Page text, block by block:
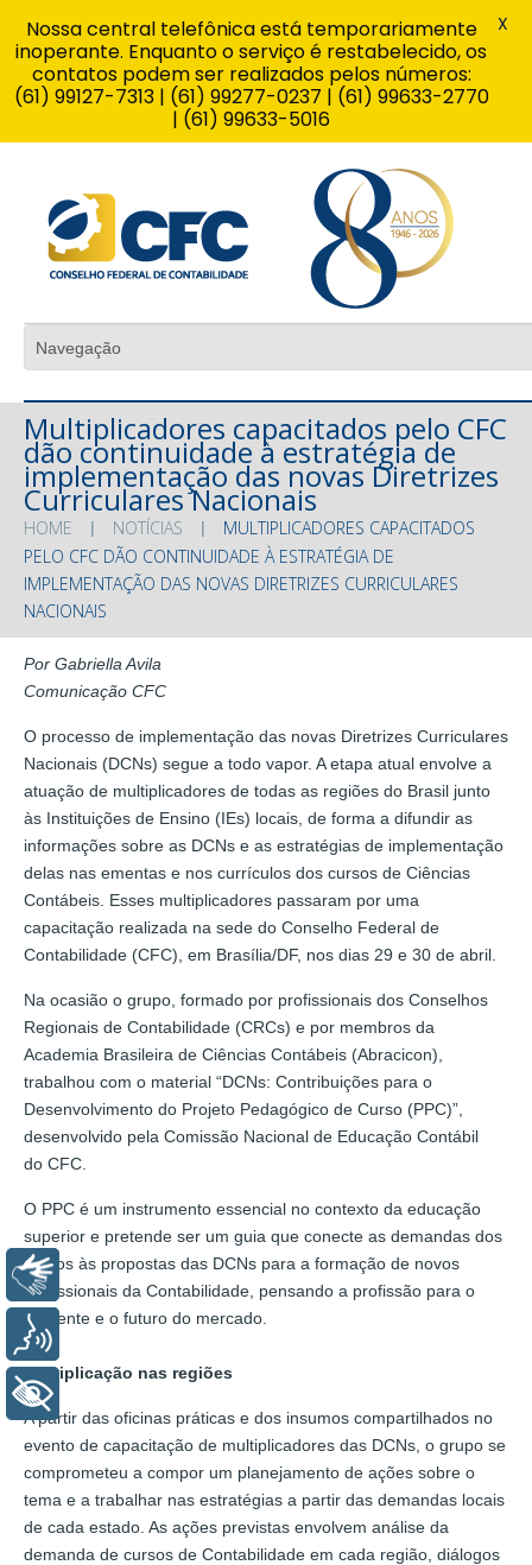
Multiplicadores capacitados pelo CFC
dão continuidade à estratégia de
implementação das novas Diretrizes
Curriculares Nacionais
HOME NOTÍCIAS
MULTIPLICADORES CAPACITADOS
PELO CFC DÃO CONTINUIDADE À ESTRATÉGIA DE
IMPLEMENTAÇÃO DAS NOVAS DIRETRIZES CURRICULARES
NACIONAIS
Por Gabriella Avila
Comunicação CFC
O processo de implementação das novas Diretrizes Curriculares
Nacionais (DCNs) segue a todo vapor. A etapa atual envolve a
atuação de multiplicadores de todas as regiões do Brasil junto
às Instituições de Ensino (IEs) locais, de forma a difundir as
informações sobre as DCNs e as estratégias de implementação
delas nas ementas e nos currículos dos cursos de Ciências
Contábeis. Esses multiplicadores passaram por uma
capacitação realizada na sede do Conselho Federal de
Contabilidade (CFC), em Brasília/DF, nos dias 29 e 30 de abril.
Na ocasião o grupo, formado por profissionais dos Conselhos
Regionais de Contabilidade (CRCs) e por membros da
Academia Brasileira de Ciências Contábeis (Abracicon),
trabalhou com o material “DCNs: Contribuições para o
Desenvolvimento do Projeto Pedagógico de Curso (PPC)”,
desenvolvido pela Comissão Nacional de Educação Contábil
do CFC.
O PPC é um instrumento essencial no contexto da educação
superior e pretende ser um guia que conecte as demandas dos
cursos às propostas das DCNs para a formação de novos
profissionais da Contabilidade, pensando a profissão para o
presente e o futuro do mercado.
Multiplicação nas regiões
A partir das oficinas práticas e dos insumos compartilhados no
evento de capacitação de multiplicadores das DCNs, o grupo se
comprometeu a compor um planejamento de ações sobre o
tema e a trabalhar nas estratégias a partir das demandas locais
de cada estado. As ações previstas envolvem análise da
demanda de cursos de Contabilidade em cada região, diálogos
Nossa central telefônica está temporariamente
inoperante. Enquanto o serviço é restabelecido, os
contatos podem ser realizados pelos números:
(61) 99127-7313 | (61) 99277-0237 | (61) 99633-2770
| (61) 99633-5016
X
Libras